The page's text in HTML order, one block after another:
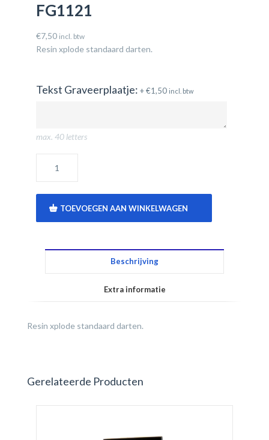
FG1121
€7,50 incl. btw
Resin xplode standaard darten.
Tekst Graveerplaatje: +€1,50 incl. btw
max. 40 letters
TOEVOEGEN AAN WINKELWAGEN
Beschrijving
Extra informatie
Resin xplode standaard darten.
Gerelateerde Producten